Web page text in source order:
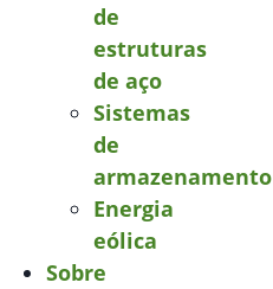
de
estruturas
de aço
Sistemas
de
armazenamento
Energia
eólica
Sobre